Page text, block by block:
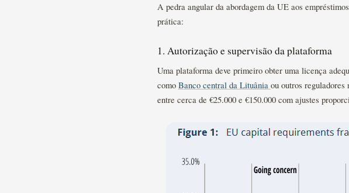
A pedra angular da abordagem da UE aos
prática:
1. Autorização e supervisão da plataforma
Uma plataforma deve primeiro obter uma licença
como Banco central da Lituânia ou outros
entre cerca de €25.000 e €150.000 com ajustes